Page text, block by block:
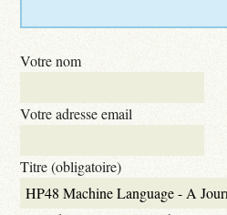
Votre nom
Votre adresse email
Titre (obligatoire)